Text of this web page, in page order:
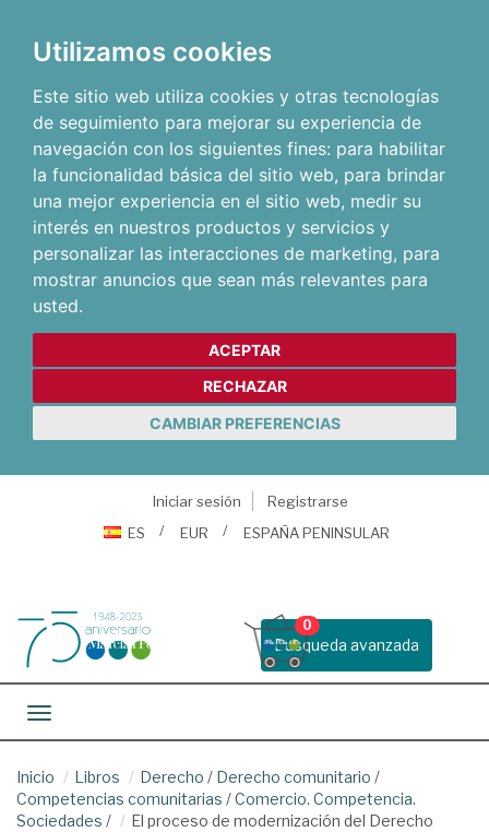
Utilizamos cookies
Este sitio web utiliza cookies y otras tecnologías
de seguimiento para mejorar su experiencia de
navegación con los siguientes fines: para habilitar
la funcionalidad básica del sitio web, para brindar
una mejor experiencia en el sitio web, medir su
interés en nuestros productos y servicios y
personalizar las interacciones de marketing, para
mostrar anuncios que sean más relevantes para
usted.
ACEPTAR
RECHAZAR
CAMBIAR PREFERENCIAS
Iniciar sesión
Registrarse
ES
EUR ESPAÑA PENINSULAR
Busqueda avanzada
0
Toggle navigation
Inicio Libros Derecho / Derecho comunitario /
Competencias comunitarias /Comercio. Competencia.
Sociedades /
El proceso de modernización del Derecho